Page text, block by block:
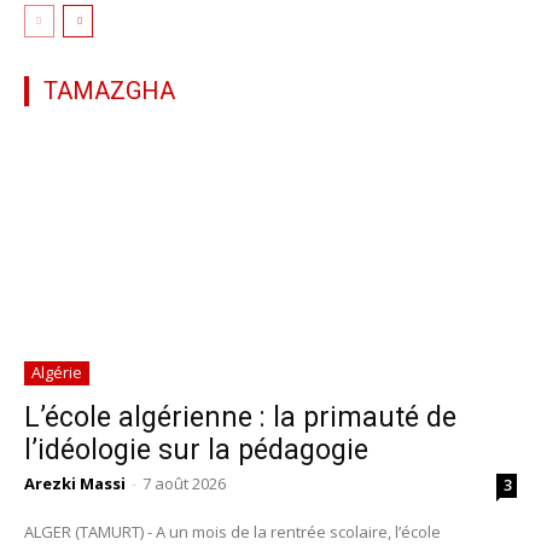
TAMAZGHA
Algérie
L’école algérienne : la primauté de
l’idéologie sur la pédagogie
Arezki Massi - 7 août 2026 3
ALGER (TAMURT) - A un mois de la rentrée scolaire, l’école